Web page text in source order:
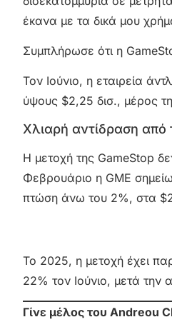
έκανα με τα δικά μου
Συμπλήρωσε ότι η
Τον Ιούνιο, η εταιρεία
ύψους $2,25 δισ., μέρος
Χλιαρή αντίδραση από
Η μετοχή της GameStop
Φεβρουάριο η GME
πτώση άνω του 2%, στα
Το 2025, η μετοχή έχει
22% τον Ιούνιο, μετά
Γίνε μέλος του Andreou